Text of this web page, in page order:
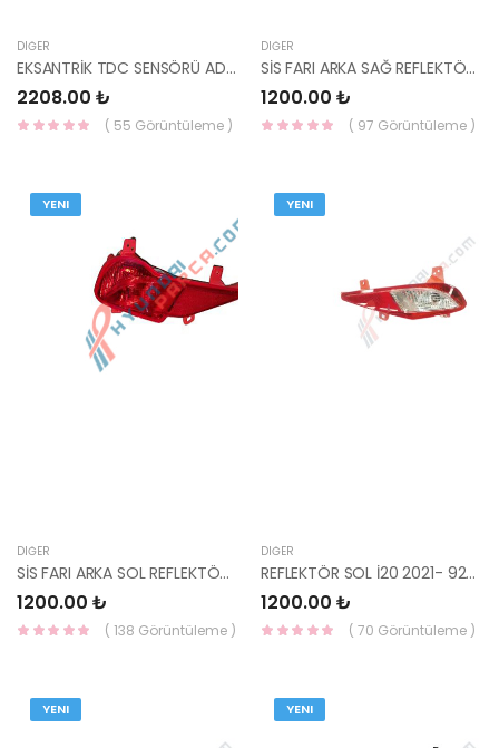
DIĞER
EKSANTRİK TDC SENSÖRÜ ADMİRA/SANTA FE/TUCSON/SPORTAGE DİZEL 39300-27000-DELPHI
2208.00 ₺
( 55 Görüntüleme )
DIĞER
SİS FARI ARKA SAĞ REFLEKTÖR ( KIRMIZI ) İ20 2021- 92406-Q0200-YS
1200.00 ₺
( 97 Görüntüleme )
YENI
DIĞER
SİS FARI ARKA SOL REFLEKTÖR ( KIRMIZI ) İ20 2021- 92405-Q0200-YS
1200.00 ₺
( 138 Görüntüleme )
YENI
DIĞER
REFLEKTÖR SOL İ20 2021- 92405-Q0100-YS
1200.00 ₺
( 70 Görüntüleme )
YENI YENI